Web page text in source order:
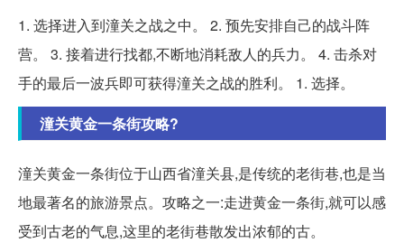
1. 选择进入到潼关之战之中。 2. 预先安排自己的战斗阵
营。 3. 接着进行找都,不断地消耗敌人的兵力。 4. 击杀对
手的最后一波兵即可获得潼关之战的胜利。 1. 选择。
潼关黄金一条街攻略?
潼关黄金一条街位于山西省潼关县,是传统的老街巷,也是当
地最著名的旅游景点。攻略之一:走进黄金一条街,就可以感
受到古老的气息,这里的老街巷散发出浓郁的古。